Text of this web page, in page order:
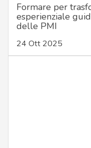
Formare per
esperienziale
delle PMI
24 Ott 2025